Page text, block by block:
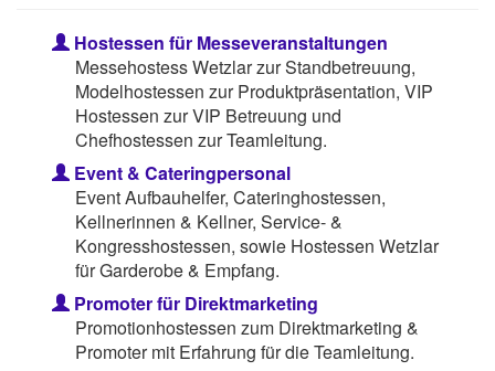
Hostessen für Messeveranstaltungen
Messehostess Wetzlar zur Standbetreuung,
Modelhostessen zur Produktpräsentation, VIP
Hostessen zur VIP Betreuung und
Chefhostessen zur Teamleitung.
Event & Cateringpersonal
Event Aufbauhelfer, Cateringhostessen,
Kellnerinnen & Kellner, Service- &
Kongresshostessen, sowie Hostessen Wetzlar
für Garderobe & Empfang.
Promoter für Direktmarketing
Promotionhostessen zum Direktmarketing &
Promoter mit Erfahrung für die Teamleitung.